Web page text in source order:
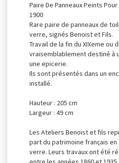
Paire De Panneaux Peints
1900
Rare paire de panneaux de
verre, signés Benoist et Fils.
Travail de la fin du XIXeme ou
vraisemblablement destiné à
une epicerie.
Ils sont présentés dans un
installé.
Hauteur : 205 cm
Largeur : 49 cm
Les Ateliers Benoist et fils
part du patrimoine français
verre. Leurs travaux ont été